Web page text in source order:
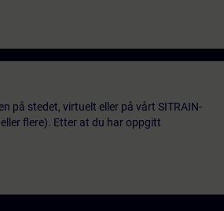
på stedet, virtuelt eller på vårt SITRAIN-
flere). Etter at du har oppgitt